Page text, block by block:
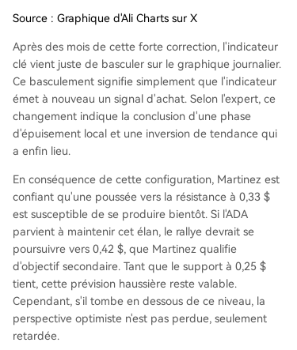
Source : Graphique d'Ali Charts sur X
Après des mois de cette forte correction, l'indicateur
clé vient juste de basculer sur le graphique journalier.
Ce basculement signifie simplement que l'indicateur
émet à nouveau un signal d'achat. Selon l'expert, ce
changement indique la conclusion d'une phase
d'épuisement local et une inversion de tendance qui
a enfin lieu.
En conséquence de cette configuration, Martinez est
confiant qu'une poussée vers la résistance à 0,33 $
est susceptible de se produire bientôt. Si l'ADA
parvient à maintenir cet élan, le rallye devrait se
poursuivre vers 0,42 $, que Martinez qualifie
d'objectif secondaire. Tant que le support à 0,25 $
tient, cette prévision haussière reste valable.
Cependant, s'il tombe en dessous de ce niveau, la
perspective optimiste n'est pas perdue, seulement
retardée.